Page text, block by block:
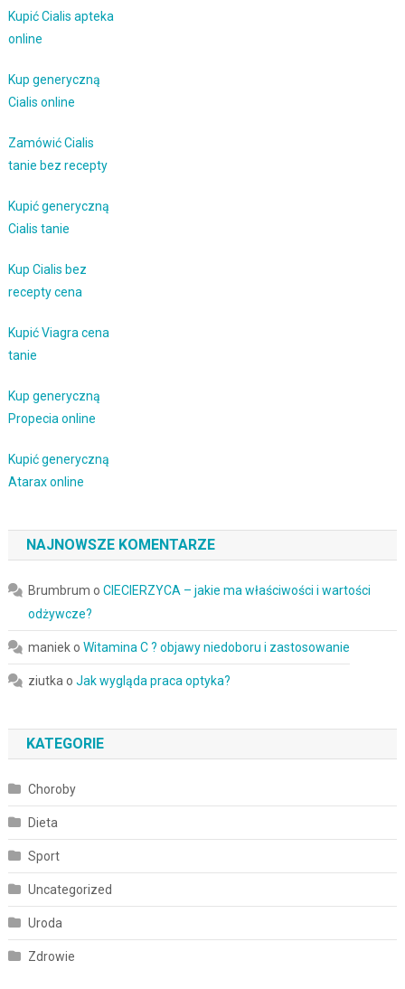
Kupić Cialis apteka
online
Kup generyczną
Cialis online
Zamówić Cialis
tanie bez recepty
Kupić generyczną
Cialis tanie
Kup Cialis bez
recepty cena
Kupić Viagra cena
tanie
Kup generyczną
Propecia online
Kupić generyczną
Atarax online
NAJNOWSZE KOMENTARZE
Brumbrum o CIECIERZYCA – jakie ma właściwości i wartości
odżywcze?
manieko Witamina C ? objawy niedoboru i zastosowanie
ziutka o Jak wygląda praca optyka?
KATEGORIE
Choroby
Dieta
Sport
Uncategorized
Uroda
Zdrowie